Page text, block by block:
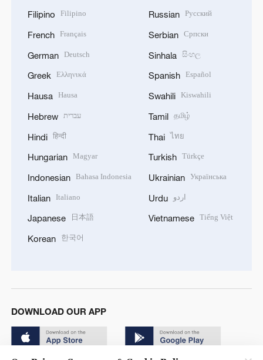
Filipino Filipino
French Français
German Deutsch
Greek Ελληνικά
Hausa Hausa
Hebrew עברית
Hindi हिन्दी
Hungarian Magyar
Indonesian Bahasa Indonesia
Italian Italiano
Japanese 日本語
Korean 한국어
Russian Русский
Serbian Српски
Sinhala සිංහල
Spanish Español
Swahili Kiswahili
Tamil தமிழ்
Thai ไทย
Turkish Türkçe
Ukrainian Українська
Urdu اردو
Vietnamese Tiếng Việt
DOWNLOAD OUR APP